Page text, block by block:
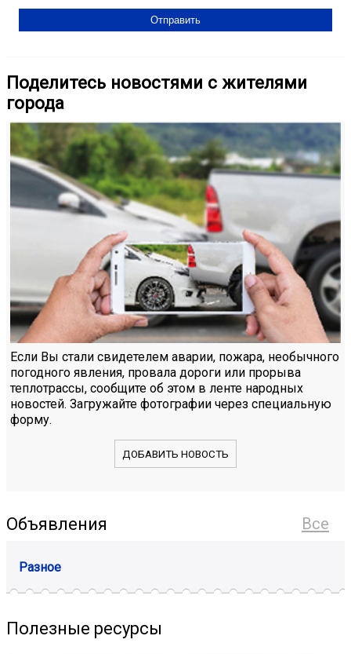
Поделитесь новостями с жителями
города
Если Вы стали свидетелем аварии, пожара, необычного
погодного явления, провала дороги или прорыва
теплотрассы, сообщите об этом в ленте народных
новостей. Загружайте фотографии через специальную
форму.
ДОБАВИТЬ НОВОСТЬ
Все
Объявления
Разное
Полезные ресурсы